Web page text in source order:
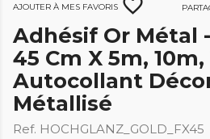
Ajouter à mes favoris favorite_border
Adhésif Or Métal
45 Cm X 5m,
Autocollant
Métallisé
Ref. HOCHGLANZ_GOLD_FX45